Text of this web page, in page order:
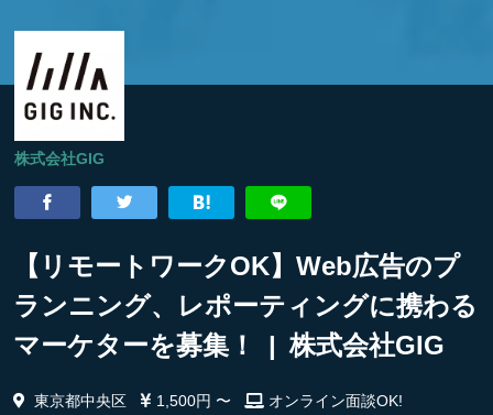
株式会社GIG
【リモートワークOK】Web広告のプ
ランニング、レポーティングに携わる
マーケターを募集！ | 株式会社GIG
東京都中央区 1,500円 〜 オンライン面談OK!